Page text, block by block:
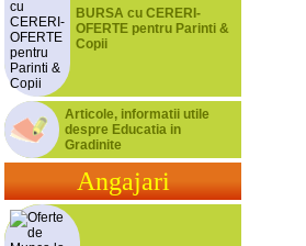
BURSA cu CERERI-
OFERTE pentru Parinti &
Copii
Articole, informatii utile
despre Educatia in
Gradinite
Angajari